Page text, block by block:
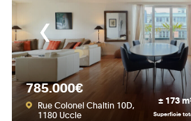
785.000€
Rue Colonel Chaltin 10D,
1180 Uccle
± 173
Superficie